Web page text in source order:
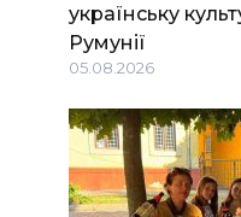
українську
Румунії
05.08.2026